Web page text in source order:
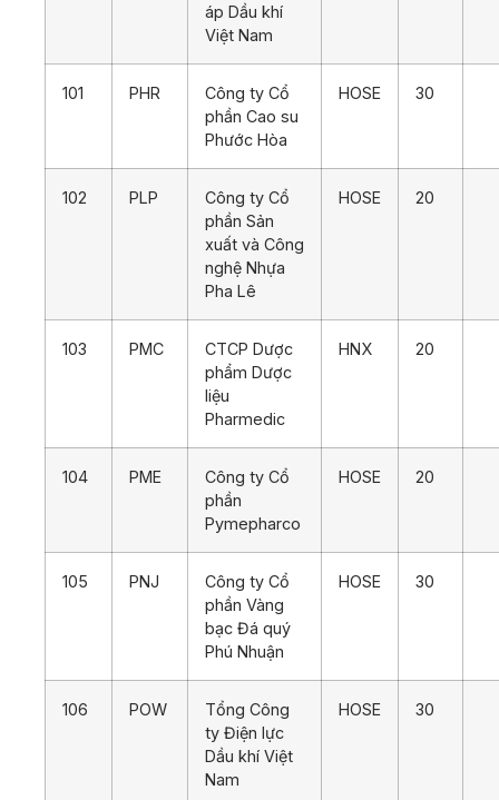
áp Dầu khí
Việt Nam
101 PHR
Công ty Cổ
phần Cao su
Phước Hòa
HOSE 30
102 PLP
Công ty Cổ
phần Sản
xuất và Công
nghệ Nhựa
Pha Lê
HOSE 20
103 PMC
CTCP Dược
phẩm Dược
liệu
Pharmedic
HNX 20
104 PME
Công ty Cổ
phần
Pymepharco
HOSE 20
105 PNJ
Công ty Cổ
phần Vàng
bạc Đá quý
Phú Nhuận
HOSE 30
106 POW
Tổng Công
ty Điện lực
Dầu khí Việt
Nam
HOSE 30